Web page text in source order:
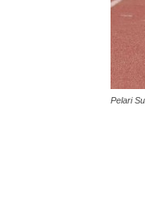
Pelari